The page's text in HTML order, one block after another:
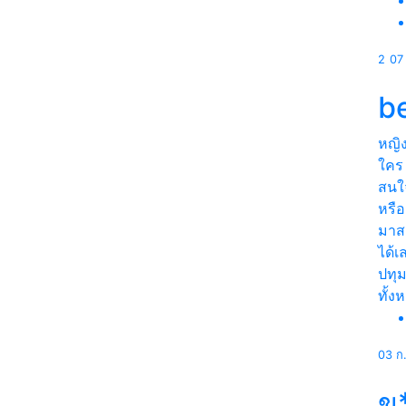
2
หญิ
ใคร
สน
หรื
มา
ได้
ปทุ
ทั้ง
03 ก